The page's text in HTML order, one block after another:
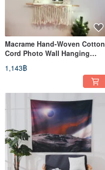
Macrame Hand‑Woven Cotton
Cord Photo Wall Hanging
photo hanger
1,143฿